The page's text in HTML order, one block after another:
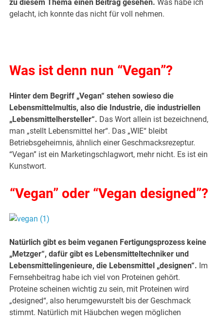
zu diesem Thema einen Beitrag gesehen. Was habe ich
gelacht, ich konnte das nicht für voll nehmen.
Was ist denn nun “Vegan”?
Hinter dem Begriff „Vegan“ stehen sowieso die
Lebensmittelmultis, also die Industrie, die industriellen
„Lebensmittelhersteller“. Das Wort allein ist bezeichnend,
man „stellt Lebensmittel her“. Das „WIE“ bleibt
Betriebsgeheimnis, ähnlich einer Geschmacksrezeptur.
“Vegan” ist ein Marketingschlagwort, mehr nicht. Es ist ein
Kunstwort.
“Vegan” oder “Vegan designed”?
Natürlich gibt es beim veganen Fertigungsprozess keine
„Metzger“, dafür gibt es Lebensmitteltechniker und
Lebensmittelingenieure, die Lebensmittel „designen“. Im
Fernsehbeitrag habe ich viel von Proteinen gehört.
Proteine scheinen wichtig zu sein, mit Proteinen wird
„designed“, also herumgewurstelt bis der Geschmack
stimmt. Natürlich mit Häubchen wegen möglichen